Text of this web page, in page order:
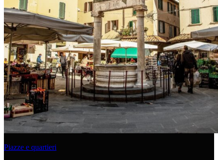
Piazze e quartieri